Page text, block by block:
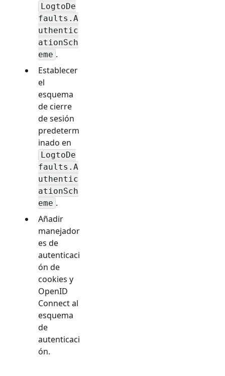
LogtoDe
faults.A
uthentic
ationSch
eme .
Establecer
el
esquema
de cierre
de sesión
predeterm
inado en
LogtoDe
faults.A
uthentic
ationSch
eme .
Añadir
manejador
es de
autenticaci
ón de
cookies y
OpenID
Connect al
esquema
de
autenticaci
ón.